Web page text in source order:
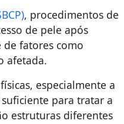
, procedimentos de
de pele após
fatores como
afetada.
especialmente a
para tratar a
estruturas diferentes